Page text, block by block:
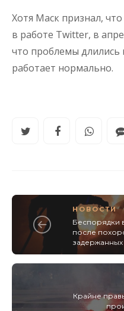
Хотя Маск признал,
в работе Twitter, в
что проблемы длились
работает нормально.
НОВОСТИ
Беспорядки
после
задержанных
Крайне